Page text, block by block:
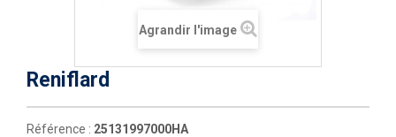
Agrandir l'image
Reniflard
Référence : 25131997000HA